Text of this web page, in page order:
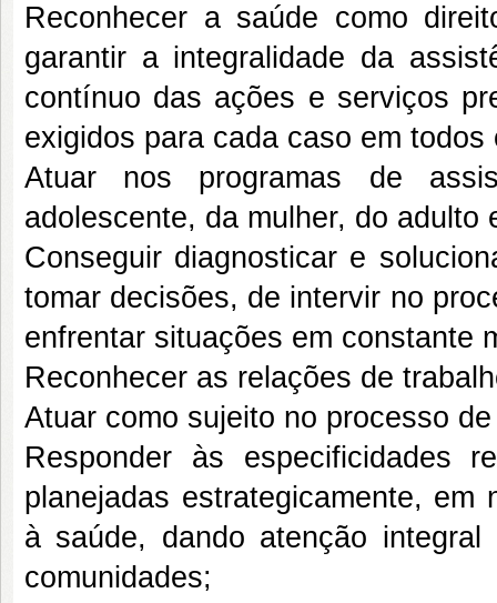
Reconhecer a saúde como
garantir a integralidade da
contínuo das ações e serviços
exigidos para cada caso em
Atuar nos programas de
adolescente, da mulher, do adulto
Conseguir diagnosticar e
tomar decisões, de intervir no
enfrentar situações em constante
Reconhecer as relações de
Atuar como sujeito no processo
Responder às especificidades
planejadas estrategicamente,
à saúde, dando atenção
comunidades;